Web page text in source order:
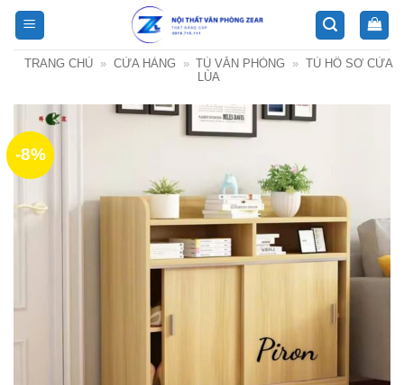
Bỏ
qua
nội
TRANG CHỦ » CỬA HÀNG » TỦ VĂN PHÒNG » TỦ HỒ SƠ CỬA
LÙA
-8%